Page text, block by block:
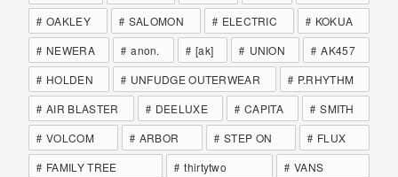
OAKLEY
SALOMON ELECTRIC
KOKUA
NEWERA
anon. [ak] UNION
AK457
HOLDEN
UNFUDGE OUTERWEAR
P.RHYTHM
AIR BLASTER
DEELUXE CAPITA
SMITH
VOLCOM
ARBOR STEP ON
FLUX
FAMILY TREE
thirtytwo
VANS